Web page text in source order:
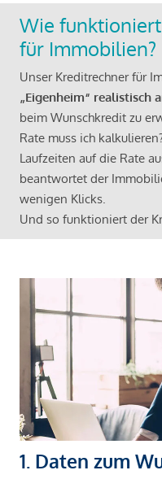
Wie
für Immobilien?
Unser Kreditrechner für
„Eigenheim“ realistisch
beim Wunschkredit zu
Rate muss ich
Laufzeiten auf die Rate
beantwortet der
wenigen Klicks.
Und so funktioniert der
1. Daten zum